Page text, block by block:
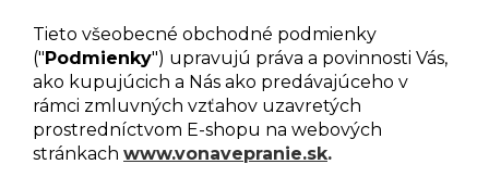
Tieto všeobecné obchodné podmienky
("Podmienky") upravujú práva a povinnosti Vás,
ako kupujúcich a Nás ako predávajúceho v
rámci zmluvných vzťahov uzavretých
prostredníctvom E-shopu na webových
stránkach www.vonavepranie.sk.